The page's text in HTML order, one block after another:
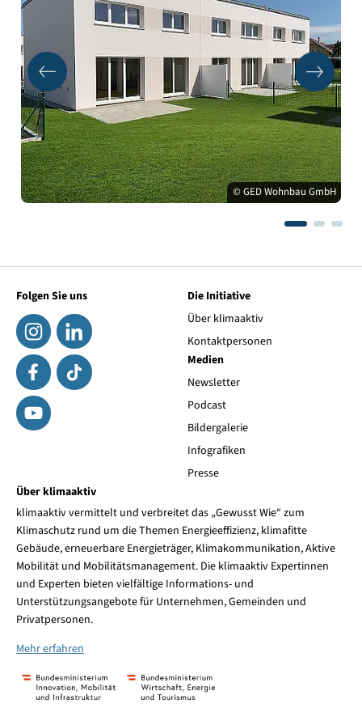
© GED Wohnbau GmbH
Folgen Sie uns
Die Initiative
Über klimaaktiv
Kontaktpersonen
Medien
Newsletter
Podcast
Bildergalerie
Infografiken
Presse
Über klimaaktiv
klimaaktiv vermittelt und verbreitet das „Gewusst Wie“ zum
Klimaschutz rund um die Themen Energieeffizienz, klimafitte
Gebäude, erneuerbare Energieträger, Klimakommunikation, Aktive
Mobilität und Mobilitätsmanagement. Die klimaaktiv Expertinnen
und Experten bieten vielfältige Informations- und
Unterstützungsangebote für Unternehmen, Gemeinden und
Privatpersonen.
Mehr erfahren